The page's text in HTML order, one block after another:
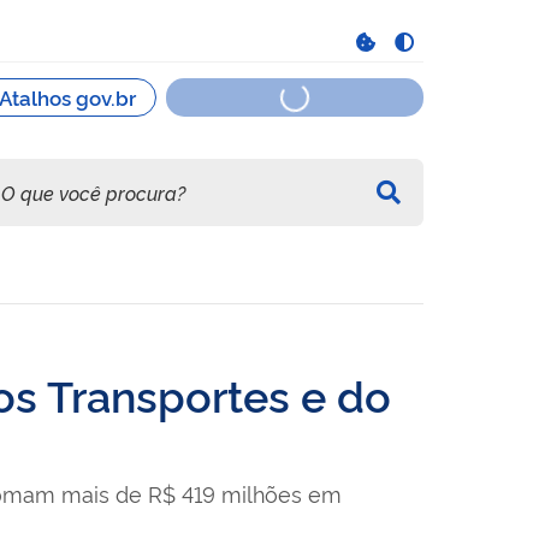
Transportes e do
mais de R$ 419 milhões em